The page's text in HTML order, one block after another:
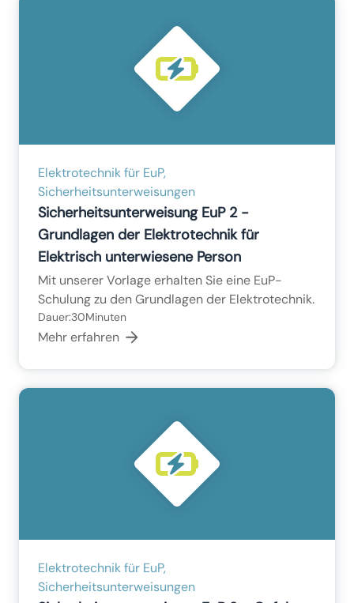
Elektrotechnik für EuP,
Sicherheitsunterweisungen
Sicherheitsunterweisung EuP 2 -
Grundlagen der Elektrotechnik für
Elektrisch unterwiesene Person
Mit unserer Vorlage erhalten Sie eine EuP-
Schulung zu den Grundlagen der Elektrotechnik.
Dauer:30Minuten
Mehr erfahren
Elektrotechnik für EuP,
Sicherheitsunterweisungen